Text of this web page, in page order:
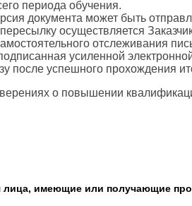
периода обучения.
документа может быть
осуществляется
отслеживания
усиленной
после успешного прохождения
о повышении
имеющие или получающие